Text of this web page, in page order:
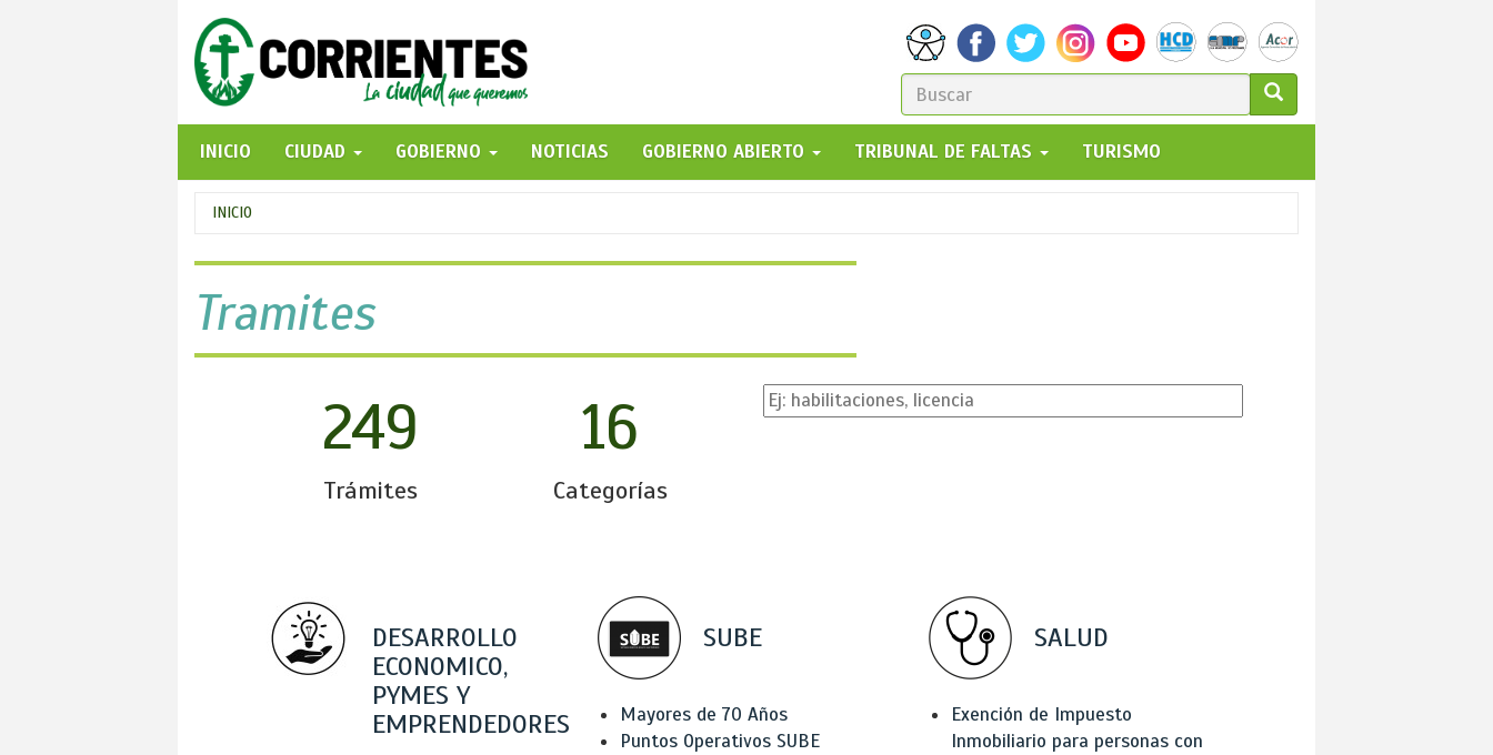
FORMULARIO
DE
BÚSQUEDA
GO!
INICIO
CIUDAD GOBIERNO NOTICIAS GOBIERNO ABIERTO TRIBUNAL DE FALTAS TURISMO
Se
encuentra
usted
aquí
INICIO
Tramites
249
Trámites
16
Categorías
DESARROLLO
ECONOMICO,
PYMES Y
EMPRENDEDORES
SUBE
Mayores de 70 Años
Puntos Operativos SUBE
SALUD
Exención de Impuesto
Inmobiliario para personas con